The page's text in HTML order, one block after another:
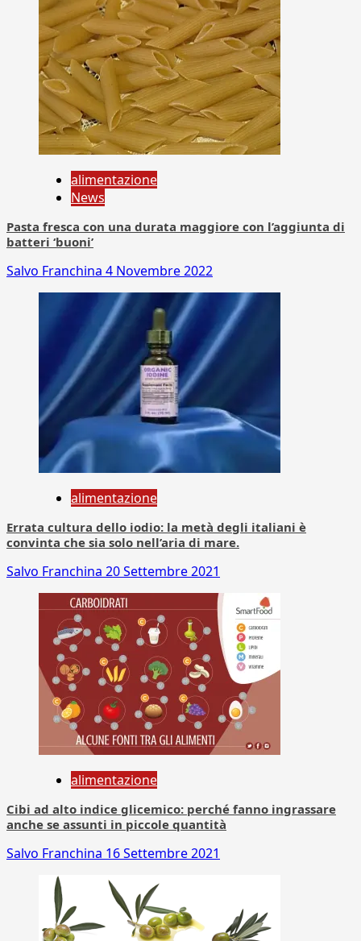
alimentazione
News
Pasta fresca con una durata maggiore con l’aggiunta di
batteri ‘buoni’
Salvo Franchina 4 Novembre 2022
alimentazione
Errata cultura dello iodio: la metà degli italiani è
convinta che sia solo nell’aria di mare.
Salvo Franchina 20 Settembre 2021
alimentazione
Cibi ad alto indice glicemico: perché fanno ingrassare
anche se assunti in piccole quantità
Salvo Franchina 16 Settembre 2021